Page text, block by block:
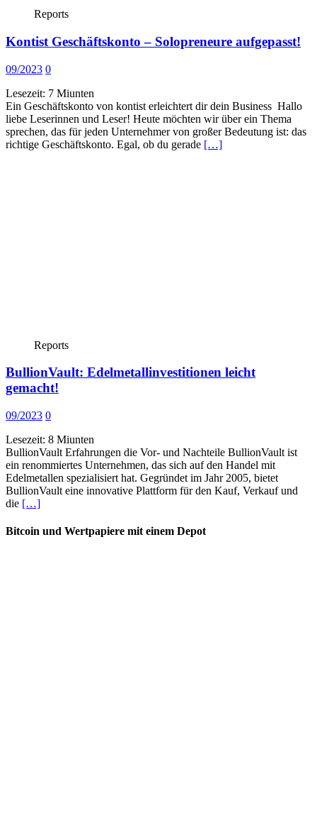
Reports
Kontist Geschäftskonto – Solopreneure aufgepasst!
09/2023 0
Lesezeit: 7 Miunten
Ein Geschäftskonto von kontist erleichtert dir dein Business Hallo
liebe Leserinnen und Leser! Heute möchten wir über ein Thema
sprechen, das für jeden Unternehmer von großer Bedeutung ist: das
richtige Geschäftskonto. Egal, ob du gerade […]
Reports
BullionVault: Edelmetallinvestitionen leicht
gemacht!
09/2023 0
Lesezeit: 8 Miunten
BullionVault Erfahrungen die Vor- und Nachteile BullionVault ist
ein renommiertes Unternehmen, das sich auf den Handel mit
Edelmetallen spezialisiert hat. Gegründet im Jahr 2005, bietet
BullionVault eine innovative Plattform für den Kauf, Verkauf und
die […]
Bitcoin und Wertpapiere mit einem Depot